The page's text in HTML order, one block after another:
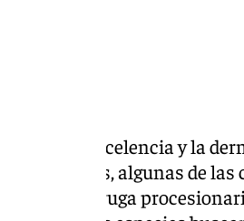
fecha por excelencia y la
alérgicas, algunas de
de una oruga